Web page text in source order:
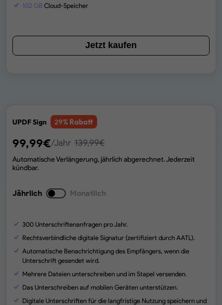
102 GB Cloud-Speicher
Jetzt kaufen
UPDF Sign 29% Rabatt
99,99€/Jahr 139,99€
Automatische Verlängerung, jährlich abgerechnet. Jederzeit
kündbar.
Jährlich Monatlich
300 Unterschriftenanfragen pro Jahr.
Rechtsverbindliche digitale Signatur (zertifiziert durch AATL).
Automatische Benachrichtigung des Empfängers, wenn die
Unterschrift gesendet wird.
Mehrere Dateien unterschreiben und im Stapel versenden.
Das Unterschreiben auf mobilen Geräten unterstützen.
Digitale Unterschriften für die langfristige Nutzung speichern und